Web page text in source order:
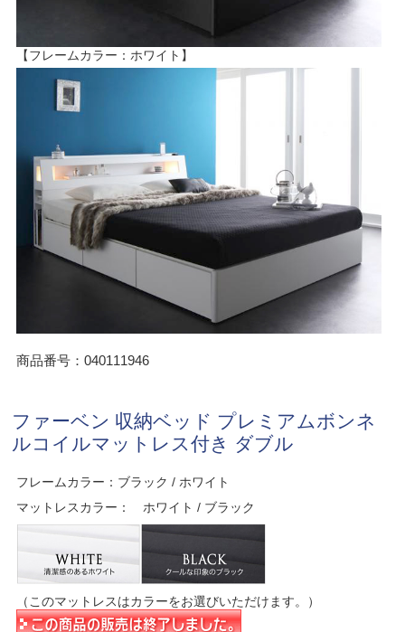
【フレームカラー：ホワイト】
商品番号：040111946
ファーベン 収納ベッド プレミアムボンネ
ルコイルマットレス付き ダブル
フレームカラー：ブラック / ホワイト
マットレスカラー： ホワイト / ブラック
（このマットレスはカラーをお選びいただけます。）